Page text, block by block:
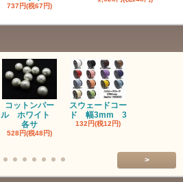
737円(税67円)
コットンパー
ル ホワイト
各サ
528円(税48円)
スウェードコー
ド 幅3mm 3
132円(税12円)
>